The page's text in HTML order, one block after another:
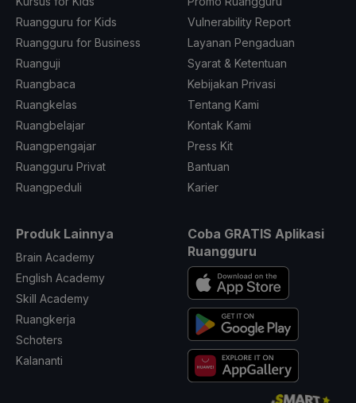
Ruangguru for Kids
Ruangguru for Business
Ruanguji
Ruangbaca
Ruangkelas
Ruangbelajar
Ruangpengajar
Ruangguru Privat
Ruangpeduli
Vulnerability Report
Layanan Pengaduan
Syarat & Ketentuan
Kebijakan Privasi
Tentang Kami
Kontak Kami
Press Kit
Bantuan
Karier
Produk Lainnya
Brain Academy
English Academy
Skill Academy
Ruangkerja
Schoters
Kalananti
Coba GRATIS Aplikasi
Ruangguru